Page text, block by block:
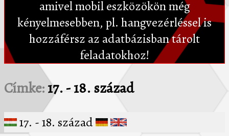
amivel mobil eszközökön még
kényelmesebben, pl. hangvezérléssel is
hozzáférsz az adatbázisban tárolt
feladatokhoz!
Címke:17. - 18. század
17. - 18. század